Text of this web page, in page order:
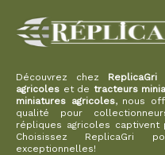
Découvrez chez ReplicaGri
agricoles et de tracteurs
miniatures agricoles, nous
qualité pour
répliques agricoles
Choisissez ReplicaGri
exceptionnelles!